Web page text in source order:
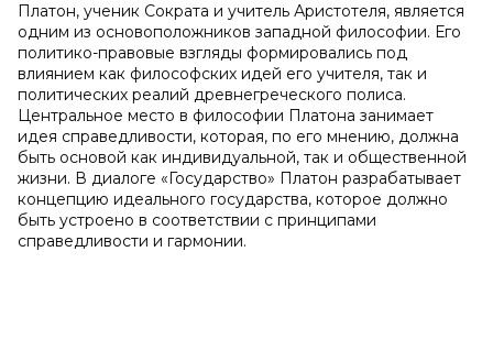
Платон, ученик Сократа и учитель Аристотеля, является
одним из основоположников западной философии. Его
политико-правовые взгляды формировались под
влиянием как философских идей его учителя, так и
политических реалий древнегреческого полиса.
Центральное место в философии Платона занимает
идея справедливости, которая, по его мнению, должна
быть основой как индивидуальной, так и общественной
жизни. В диалоге «Государство» Платон разрабатывает
концепцию идеального государства, которое должно
быть устроено в соответствии с принципами
справедливости и гармонии.